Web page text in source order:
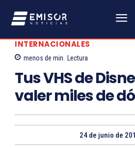
INTERNACIONALES
menos de min. Lectura
Tus VHS de
valer miles de
24 de junio de